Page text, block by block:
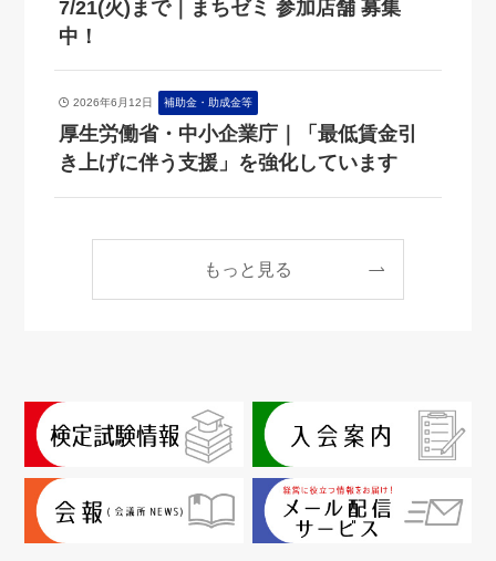
7/21(火)まで｜まちゼミ 参加店舗 募集
中！
2026年6月12日 補助金・助成金等
厚生労働省・中小企業庁｜「最低賃金引
き上げに伴う支援」を強化しています
もっと見る